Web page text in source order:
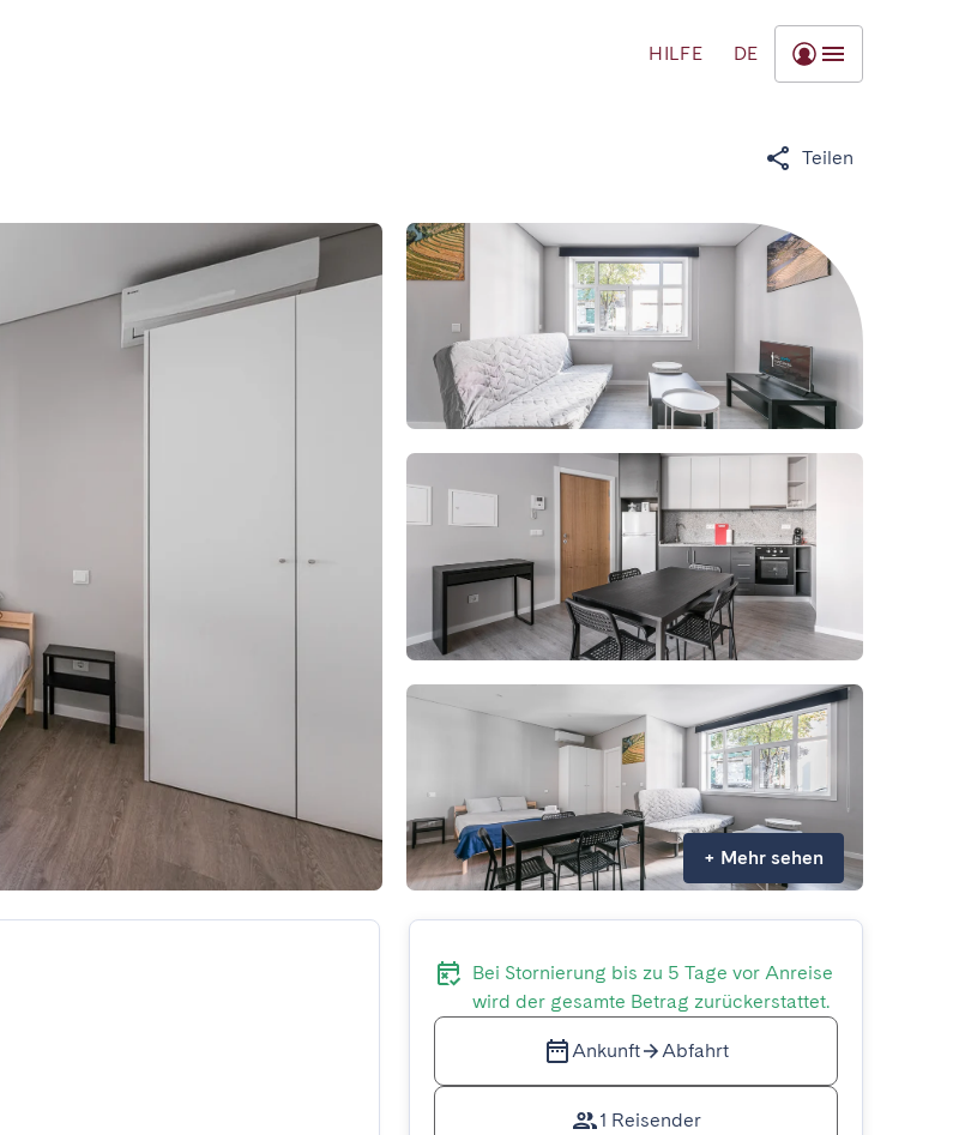
HILFE DE
Teilen
+ Mehr sehen
Bei Stornierung bis zu 5 Tage vor Anreise
wird der gesamte Betrag zurückerstattet.
Ankunft Abfahrt
1 Reisender